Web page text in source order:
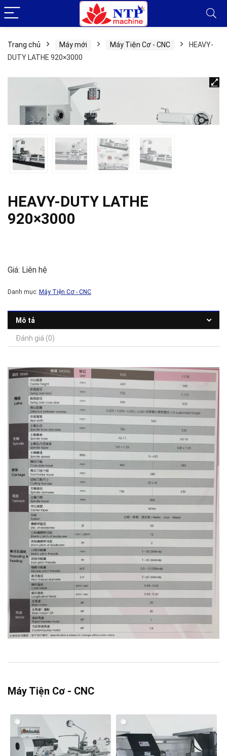
Trang chủ Máy mới Máy Tiện Cơ - CNC
HEAVY-
DUTY LATHE 920×3000
HEAVY-DUTY LATHE
920×3000
Giá: Liên hệ
Danh mục: Máy Tiện Cơ - CNC
Mô tả
Đánh giá (0)
Máy Tiện Cơ - CNC